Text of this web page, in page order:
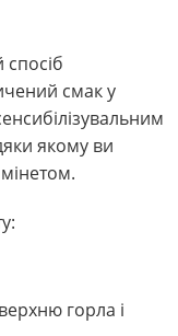
смак у
якому ви
горла і